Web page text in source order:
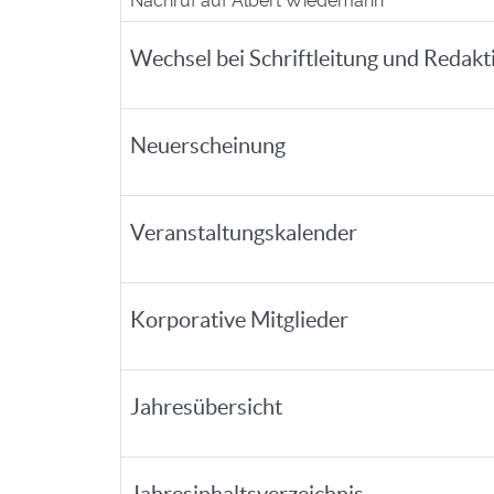
Wechsel bei Schriftleitung und
Neuerscheinung
Veranstaltungskalender
Korporative Mitglieder
Jahresübersicht